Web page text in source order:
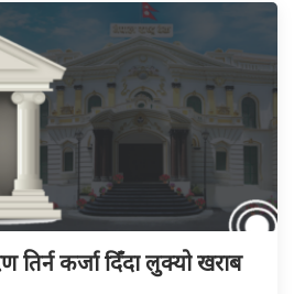
कर्जा दिँदा लुक्यो खराब